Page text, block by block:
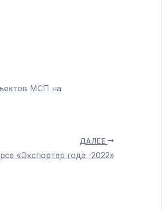
МСП на
ДАЛЕЕ
«Экспортер года -2022»